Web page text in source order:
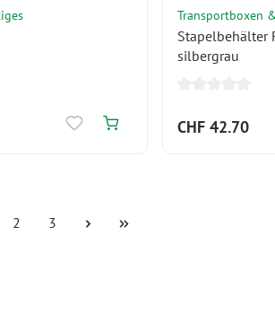
Transportboxen
Stapelbehälter
silbergrau
CHF 42.70
Seite
2 Seite
3